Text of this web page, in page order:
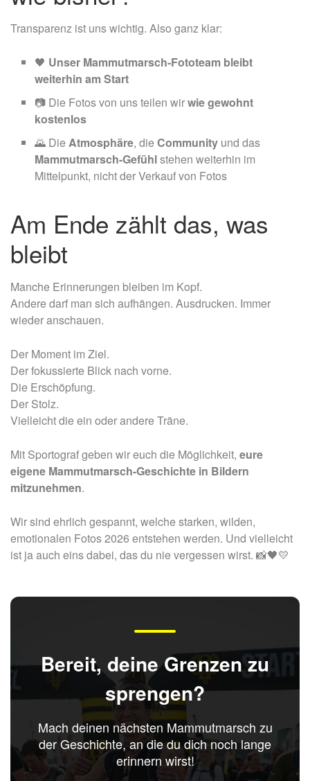
Transparenz ist uns wichtig. Also ganz klar:
🖤 Unser Mammutmarsch-Fototeam bleibt
weiterhin am Start
📷 Die Fotos von uns teilen wirwie gewohnt
kostenlos
🌄 Die Atmosphäre, die Community und das
Mammutmarsch-Gefühlstehen weiterhin im
Mittelpunkt, nicht der Verkauf von Fotos
Am Ende zählt das, was
bleibt
Manche Erinnerungen bleiben im Kopf.
Andere darf man sich aufhängen. Ausdrucken. Immer
wieder anschauen.
Der Moment im Ziel.
Der fokussierte Blick nach vorne.
Die Erschöpfung.
Der Stolz.
Vielleicht die ein oder andere Träne.
Mit Sportograf geben wir euch die Möglichkeit, eure
eigene Mammutmarsch-Geschichte in Bildern
mitzunehmen.
Wir sind ehrlich gespannt, welche starken, wilden,
emotionalen Fotos 2026 entstehen werden. Und vielleicht
ist ja auch eins dabei, das du nie vergessen wirst. 📸🖤💛
Bereit, deine Grenzen zu
sprengen?
Mach deinen nächsten Mammutmarsch zu
der Geschichte, an die du dich noch lange
erinnern wirst!